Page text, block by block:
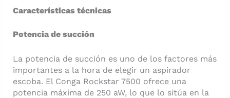
Características técnicas
Potencia de succión
La potencia de succión es uno de los factores más
importantes a la hora de elegir un aspirador
escoba. El Conga Rockstar 7500 ofrece una
potencia máxima de 250 aW, lo que lo sitúa en la